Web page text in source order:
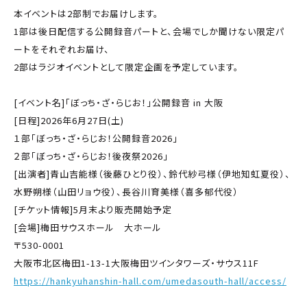
本イベントは2部制でお届けします。
1部は後日配信する公開録音パートと、会場でしか聞けない限定パ
ートをそれぞれお届け、
2部はラジオイベントとして限定企画を予定しています。
[イベント名]「ぼっち・ざ・らじお！」公開録音 in 大阪
[日程]2026年6月27日(土)
１部「ぼっち・ざ・らじお！公開録音2026」
２部「ぼっち・ざ・らじお！後夜祭2026」
[出演者]青山吉能様（後藤ひとり役）、鈴代紗弓様（伊地知虹夏役）、
水野朔様（山田リョウ役）、長谷川育美様（喜多郁代役）
[チケット情報]5月末より販売開始予定
[会場]梅田サウスホール 大ホール
〒530-0001
大阪市北区梅田1-13-1大阪梅田ツインタワーズ・サウス11F
https://hankyuhanshin-hall.com/umedasouth-hall/access/